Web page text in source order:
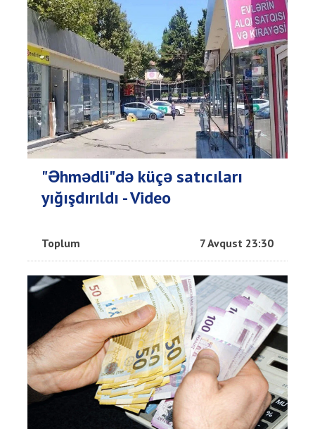
"Əhmədli"də küçə satıcıları
yığışdırıldı - Video
Toplum 7 Avqust 23:30